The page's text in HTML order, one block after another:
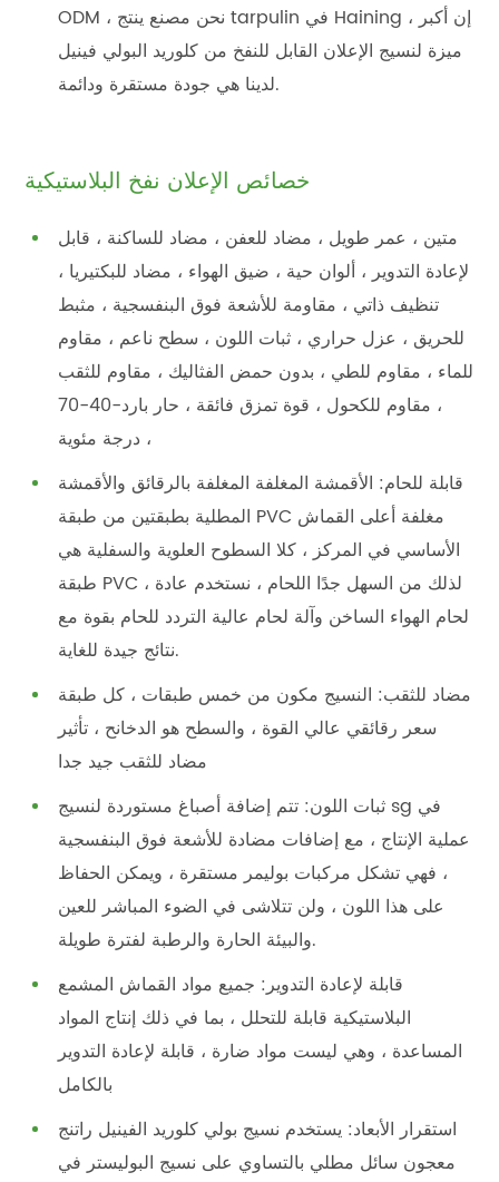
ODM ، نحن مصنع ينتج tarpulin في Haining ، إن أكبر
ميزة لنسيج الإعلان القابل للنفخ من كلوريد البولي فينيل
لدينا هي جودة مستقرة ودائمة.
خصائص الإعلان نفخ البلاستيكية
متين ، عمر طويل ، مضاد للعفن ، مضاد للساكنة ، قابل
لإعادة التدوير ، ألوان حية ، ضيق الهواء ، مضاد للبكتيريا ،
تنظيف ذاتي ، مقاومة للأشعة فوق البنفسجية ، مثبط
للحريق ، عزل حراري ، ثبات اللون ، سطح ناعم ، مقاوم
للماء ، مقاوم للطي ، بدون حمض الفثاليك ، مقاوم للثقب
، مقاوم للكحول ، قوة تمزق فائقة ، حار بارد-40-70
درجة مئوية ،
قابلة للحام: الأقمشة المغلفة المغلفة بالرقائق والأقمشة
المطلية بطبقتين من طبقة PVC مغلفة أعلى القماش
الأساسي في المركز ، كلا السطوح العلوية والسفلية هي
طبقة PVC ، لذلك من السهل جدًا اللحام ، نستخدم عادة
لحام الهواء الساخن وآلة لحام عالية التردد للحام بقوة مع
نتائج جيدة للغاية.
مضاد للثقب: النسيج مكون من خمس طبقات ، كل طبقة
سعر رقائقي عالي القوة ، والسطح هو الدخانح ، تأثير
مضاد للثقب جيد جدا
ثبات اللون: تتم إضافة أصباغ مستوردة لنسيج sg في
عملية الإنتاج ، مع إضافات مضادة للأشعة فوق البنفسجية
، فهي تشكل مركبات بوليمر مستقرة ، ويمكن الحفاظ
على هذا اللون ، ولن تتلاشى في الضوء المباشر للعين
والبيئة الحارة والرطبة لفترة طويلة.
قابلة لإعادة التدوير: جميع مواد القماش المشمع
البلاستيكية قابلة للتحلل ، بما في ذلك إنتاج المواد
المساعدة ، وهي ليست مواد ضارة ، قابلة لإعادة التدوير
بالكامل
استقرار الأبعاد: يستخدم نسيج بولي كلوريد الفينيل راتنج
معجون سائل مطلي بالتساوي على نسيج البوليستر في